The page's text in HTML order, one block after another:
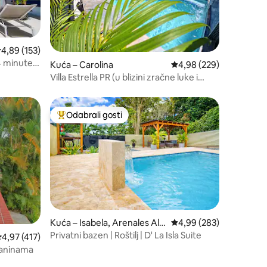
ocjena: 4,89/5, recenzija: 153
4,89 (153)
minute
Kuća – Carolina Prosječna ocjena:
4,98 (229)
Villa Estrella PR (u blizini zračne luke i
„Odabrali gosti”
ocjena: 4,97/5, recenzija: 417
4,97 (417)
Među najviše rangiranima s oznakom „Odabrali gosti”
Odabrali gosti
Kuća – Isabela, Arenales Alt
os
Prosječna ocjena:
4,99 (283)
Privatni bazen | Roštilj | D' La Isla Suite